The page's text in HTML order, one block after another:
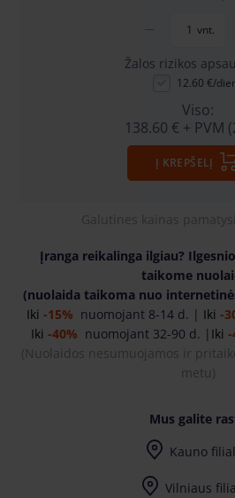
vnt.
Žalos rizikos
12.60 €/
Viso:
138.60 € + PVM
Į KREPŠELĮ
Galutines kainas
Įranga reikalinga ilgiau?
taikome
(nuolaida taikoma nuo
Iki -15% nuomojant 8-14 d. | Iki -
Iki -40% nuomojant 32-90 d. | Iki -
( Nuolaidos nesumuojamos ir
metu)
Mus galite
Kauno
Vilniaus